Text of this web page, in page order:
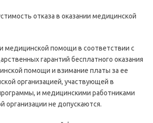
отказа в оказании медицинской
медицинской помощи в соответствии с
гарантий бесплатного оказания
помощи и взимание платы за ее
организацией, участвующей в
и медицинскими работниками
организации не допускаются.